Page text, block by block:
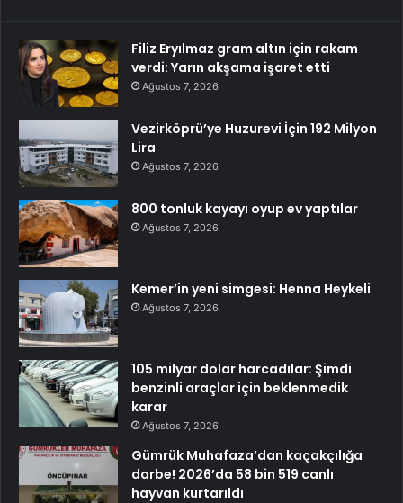
Filiz Eryılmaz gram altın için rakam
verdi: Yarın akşama işaret etti
Ağustos 7, 2026
Vezirköprü’ye Huzurevi İçin 192 Milyon
Lira
Ağustos 7, 2026
800 tonluk kayayı oyup ev yaptılar
Ağustos 7, 2026
Kemer’in yeni simgesi: Henna Heykeli
Ağustos 7, 2026
105 milyar dolar harcadılar: Şimdi
benzinli araçlar için beklenmedik
karar
Ağustos 7, 2026
Gümrük Muhafaza’dan kaçakçılığa
darbe! 2026’da 58 bin 519 canlı
hayvan kurtarıldı